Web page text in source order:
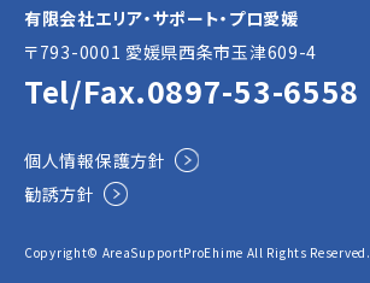
有限会社エリア・サポート・プロ愛媛
〒793-0001 愛媛県⻄条市玉津609-4
Tel/Fax.0897-53-6558
個人情報保護方針
勧誘方針
Copyright© AreaSupportProEhime All Rights Reserved.